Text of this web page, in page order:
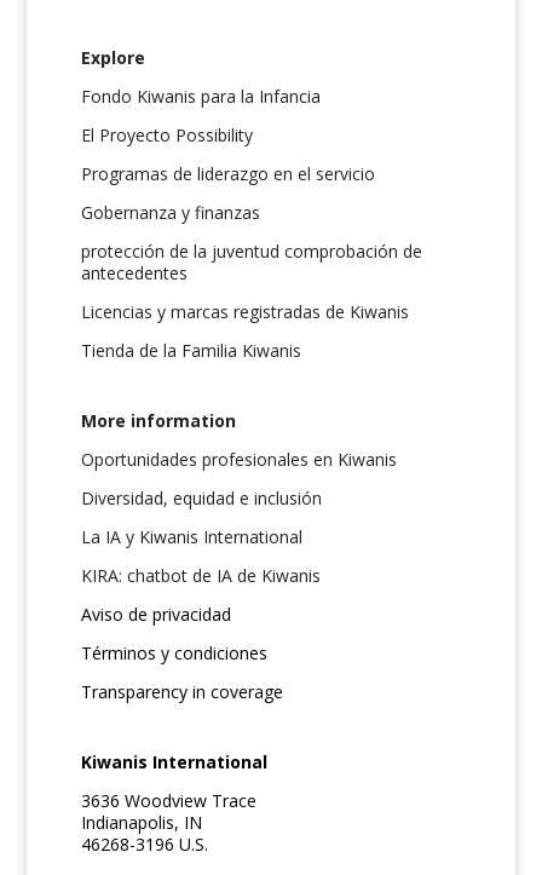
Explore
Fondo Kiwanis para la Infancia
El Proyecto Possibility
Programas de liderazgo en el servicio
Gobernanza y finanzas
protección de la juventud comprobación de
antecedentes
Licencias y marcas registradas de Kiwanis
Tienda de la Familia Kiwanis
More information
Oportunidades profesionales en Kiwanis
Diversidad, equidad e inclusión
La IA y Kiwanis International
KIRA: chatbot de IA de Kiwanis
Aviso de privacidad
Términos y condiciones
Transparency in coverage
Kiwanis International
3636 Woodview Trace
Indianapolis, IN
46268-3196 U.S.